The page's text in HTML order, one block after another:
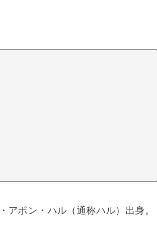
ポン・ハル（通称ハル）出身。